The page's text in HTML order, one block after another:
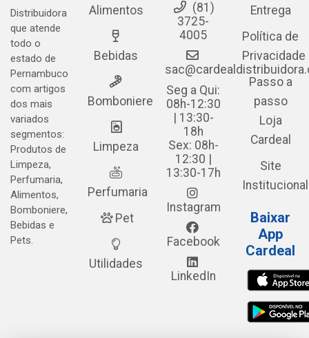
Distribuidora
que atende
todo o
estado de
Pernambuco
com artigos
dos mais
variados
segmentos:
Produtos de
Limpeza,
Perfumaria,
Alimentos,
Bomboniere,
Bebidas e
Pets.
Alimentos
Bebidas
Bomboniere
Limpeza
Perfumaria
Pet
Utilidades
(81)
3725-
4005
Seg a Qui:
08h-12:30
| 13:30-
18h
Sex: 08h-
12:30 |
13:30-17h
Instagram
Facebook
LinkedIn
Entrega
Política de
Privacidade
Passo a
passo
Loja
Cardeal
Site
Institucional
Baixar
App
Cardeal